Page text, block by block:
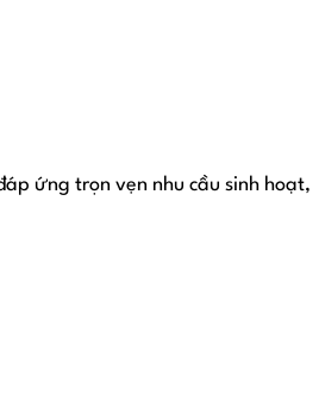
ứng trọn vẹn nhu cầu sinh hoạt,